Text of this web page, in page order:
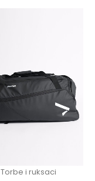
Torbe i ruksaci